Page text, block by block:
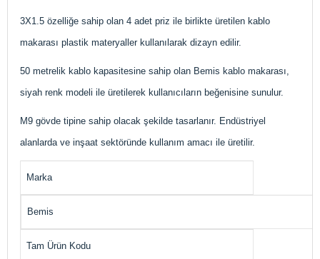
3X1.5 özelliğe sahip olan 4 adet priz ile birlikte üretilen kablo
makarası plastik materyaller kullanılarak dizayn edilir.
50 metrelik kablo kapasitesine sahip olan Bemis kablo makarası,
siyah renk modeli ile üretilerek kullanıcıların beğenisine sunulur.
M9 gövde tipine sahip olacak şekilde tasarlanır. Endüstriyel
alanlarda ve inşaat sektöründe kullanım amacı ile üretilir.
Marka
Bemis
Tam Ürün Kodu